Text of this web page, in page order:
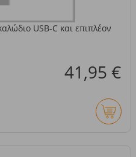
USB-C και επιπλέον
41,95 €